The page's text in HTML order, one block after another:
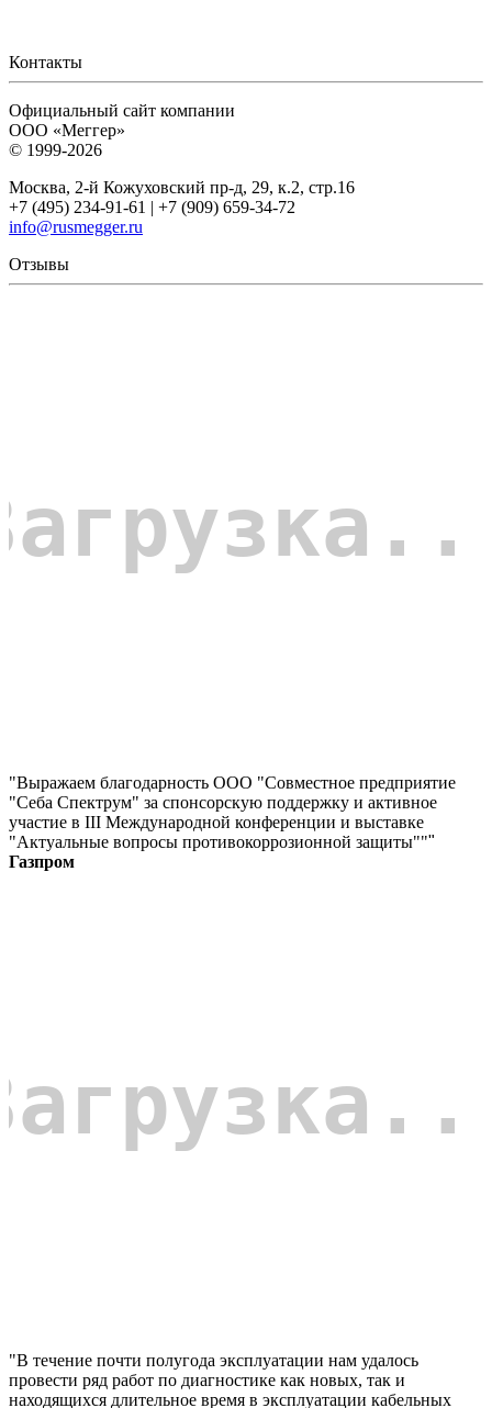
Контакты
Официальный сайт компании
ООО «Меггер»
© 1999-2026
Москва, 2-й Кожуховский пр-д, 29, к.2, стр.16
+7 (495) 234-91-61 | +7 (909) 659-34-72
info@rusmegger.ru
Отзывы
"Выражаем благодарность ООО "Совместное предприятие
"Себа Спектрум" за спонсорскую поддержку и активное
участие в III Международной конференции и выставке
"Актуальные вопросы противокоррозионной защиты"""
Газпром
"В течение почти полугода эксплуатации нам удалось
провести ряд работ по диагностике как новых, так и
находящихся длительное время в эксплуатации кабельных